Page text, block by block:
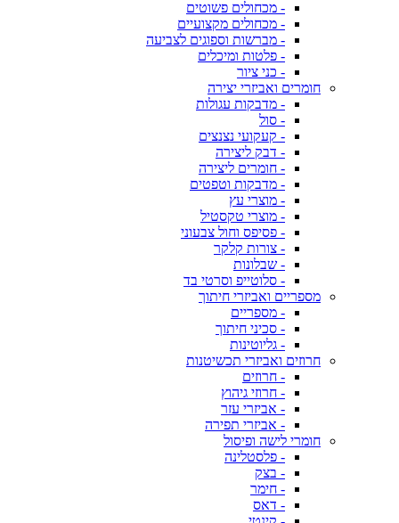
- מכחולים פשוטים
- מכחולים מקצועיים
- מברשות וספוגים לצביעה
- פלטות ומיכלים
- כני ציור
חומרים ואביזרי יצירה
- מדבקות עגולות
- סול
- קעקועי נצנצים
- דבק ליצירה
- חומרים ליצירה
- מדבקות וטפטים
- מוצרי עץ
- מוצרי טקסטיל
- פסיפס וחול צבעוני
- צורות קלקר
- שבלונות
- סלוטייפ וסרטי בד
מספריים ואביזרי חיתוך
- מספריים
- סכיני חיתוך
- גליוטינות
חרוזים ואביזרי תכשיטנות
- חרוזים
- חרוזי גיהוץ
- אביזרי עזר
- אביזרי תפירה
חומרי לישה ופיסול
- פלסטלינה
- בצק
- חימר
- דאס